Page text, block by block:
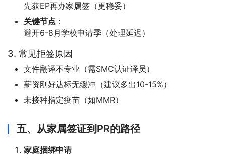
先获EP再办家属签（更稳妥）
关键节点 ：
避开6-8月学校申请季（处理延迟）
3. 常见拒签原因
文件翻译不专业（需SMC认证译员）
薪资刚好达标无缓冲（建议多出10-15%）
未接种指定疫苗（如MMR）
五、从家属签证到PR的路径
家庭捆绑申请